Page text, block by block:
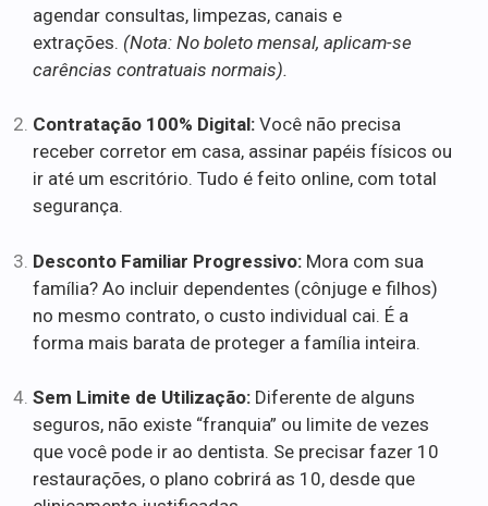
agendar consultas, limpezas, canais e
extrações. (Nota: No boleto mensal, aplicam-se
carências contratuais normais).
Contratação 100% Digital: Você não precisa
receber corretor em casa, assinar papéis físicos ou
ir até um escritório. Tudo é feito online, com total
segurança.
Desconto Familiar Progressivo: Mora com sua
família? Ao incluir dependentes (cônjuge e filhos)
no mesmo contrato, o custo individual cai. É a
forma mais barata de proteger a família inteira.
Sem Limite de Utilização: Diferente de alguns
seguros, não existe “franquia” ou limite de vezes
que você pode ir ao dentista. Se precisar fazer 10
restaurações, o plano cobrirá as 10, desde que